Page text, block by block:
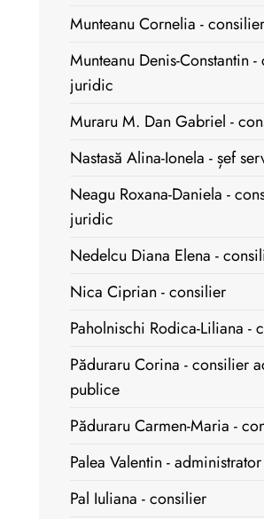
Munteanu Cornelia - consilier
Munteanu Denis-Constantin
juridic
Muraru M. Dan Gabriel -
Nastasă Alina-Ionela - șef
Neagu Roxana-Daniela -
juridic
Nedelcu Diana Elena -
Nica Ciprian - consilier
Paholnischi Rodica-Liliana -
Păduraru Corina - consilier
publice
Păduraru Carmen-Maria -
Palea Valentin -
Pal Iuliana - consilier